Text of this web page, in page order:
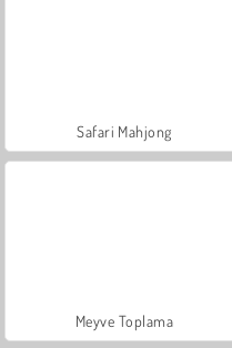
Safari Mahjong
Meyve Toplama